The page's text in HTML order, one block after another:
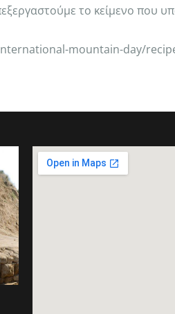
το κείμενο που
mountain-day/